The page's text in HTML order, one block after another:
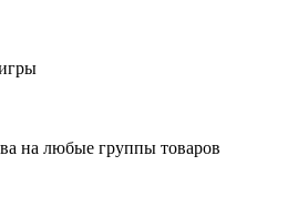
на любые группы товаров